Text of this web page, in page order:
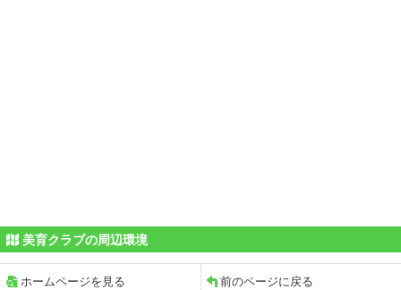
美育クラブの周辺環境
ホームページを見る 前のページに戻る